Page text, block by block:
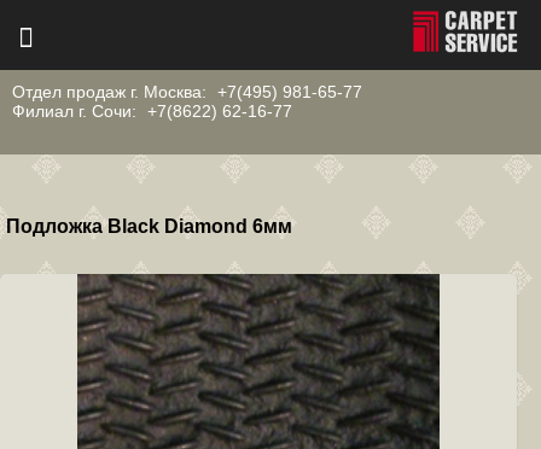
Отдел продаж г. Москва:
+7(495) 981-65-77
Филиал г. Сочи:
+7(8622) 62-16-77
Подложка Black Diamond 6мм